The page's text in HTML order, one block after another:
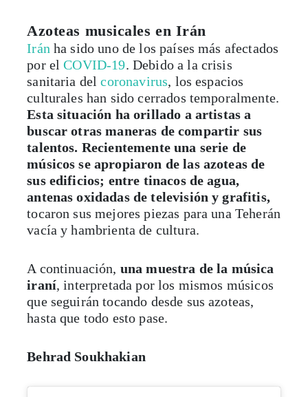
Azoteas musicales en Irán
Irán ha sido uno de los países más afectados
por elCOVID-19. Debido a la crisis
sanitaria delcoronavirus, los espacios
culturales han sido cerrados temporalmente.
Esta situación ha orillado a artistas a
buscar otras maneras de compartir sus
talentos. Recientemente una serie de
músicos se apropiaron de las azoteas de
sus edificios; entre tinacos de agua,
antenas oxidadas de televisión y grafitis,
tocaron sus mejores piezas para una Teherán
vacía y hambrienta de cultura.
A continuación, una muestra de la música
iraní, interpretada por los mismos músicos
que seguirán tocando desde sus azoteas,
hasta que todo esto pase.
Behrad Soukhakian